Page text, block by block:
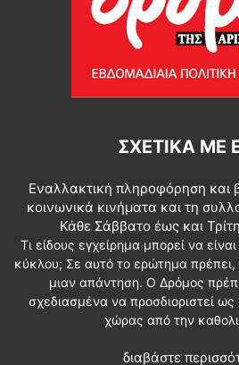
ΣΧΕΤΙΚΆ ΜΕ
Εναλλακτική πληροφόρηση και
κοινωνικά κινήματα και τη
Κάθε Σάββατο έως και
Τι είδους εγχείρημα μπορεί να
κύκλου; Σε αυτό το ερώτημα
μιαν απάντηση. Ο Δρόμος
σχεδιασμένα να προσδιοριστεί
χώρας από την
διαβάστε